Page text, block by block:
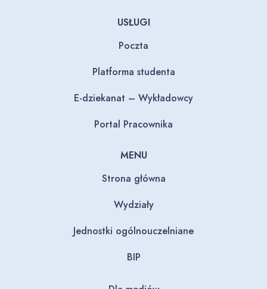
USŁUGI
Poczta
Platforma studenta
E-dziekanat – Wykładowcy
Portal Pracownika
MENU
Strona główna
Wydziały
Jednostki ogólnouczelniane
BIP